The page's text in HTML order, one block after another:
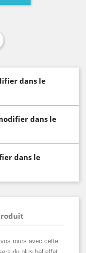
dans le
dans le
dans le
murs avec cette